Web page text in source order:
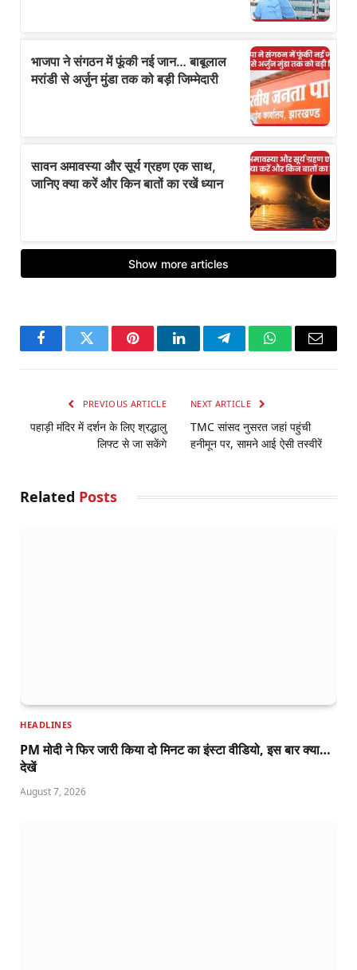
FacebookTwitter PinterestLinkedInTelegramWhatsApp
Email
PREVIOUS ARTICLE
पहाड़ी मंदिर में दर्शन के लिए श्रद्धालु
लिफ्ट से जा सकेंगे
NEXT ARTICLE
TMC सांसद नुसरत जहां पहुंची
हनीमून पर, सामने आई ऐसी तस्वीरें
Related Posts
HEADLINES
PM मोदी ने फिर जारी किया दो मिनट का इंस्टा वीडियो, इस बार क्या…
देखें
August 7, 2026